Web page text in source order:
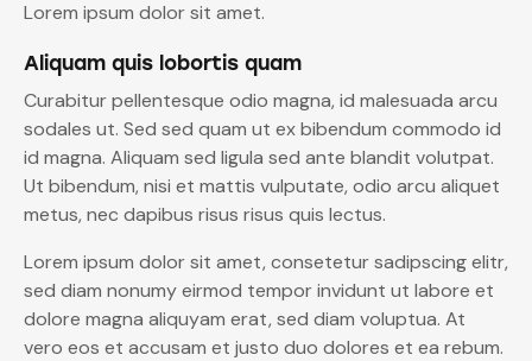
Lorem ipsum dolor sit amet.
Aliquam quis lobortis quam
Curabitur pellentesque odio magna, id malesuada arcu
sodales ut. Sed sed quam ut ex bibendum commodo id
id magna. Aliquam sed ligula sed ante blandit volutpat.
Ut bibendum, nisi et mattis vulputate, odio arcu aliquet
metus, nec dapibus risus risus quis lectus.
Lorem ipsum dolor sit amet, consetetur sadipscing elitr,
sed diam nonumy eirmod tempor invidunt ut labore et
dolore magna aliquyam erat, sed diam voluptua. At
vero eos et accusam et justo duo dolores et ea rebum.